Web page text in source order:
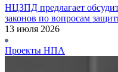
НЦЗПД предлагает
законов по вопросам
13 июля 2026
Проекты НПА